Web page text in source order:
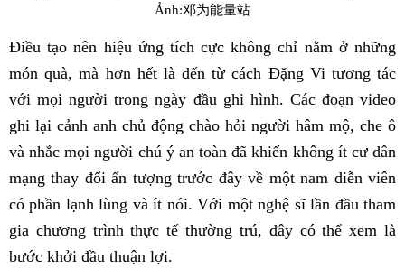
Ảnh:邓为能量站
Điều tạo nên hiệu ứng tích cực không chỉ nằm ở những
món quà, mà hơn hết là đến từ cách Đặng Vi tương tác
với mọi người trong ngày đầu ghi hình. Các đoạn video
ghi lại cảnh anh chủ động chào hỏi người hâm mộ, che ô
và nhắc mọi người chú ý an toàn đã khiến không ít cư dân
mạng thay đổi ấn tượng trước đây về một nam diễn viên
có phần lạnh lùng và ít nói. Với một nghệ sĩ lần đầu tham
gia chương trình thực tế thường trú, đây có thể xem là
bước khởi đầu thuận lợi.